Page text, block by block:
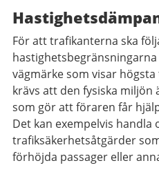
För att trafikanterna ska
vägmärke som visar
krävs att den fysiska
som gör att föraren får
Det kan exempelvis handla
trafiksäkerhetsåtgärder
förhöjda passager eller